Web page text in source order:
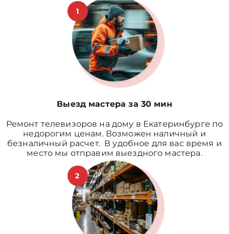
1
Выезд мастера за 30 мин
Ремонт телевизоров на дому в Екатеринбурге по
недорогим ценам. Возможен наличный и
безналичный расчет. В удобное для вас время и
место мы отправим выездного мастера.
2